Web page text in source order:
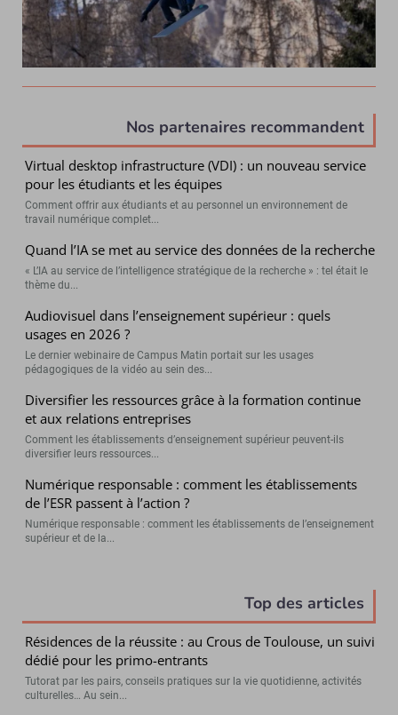
Nos partenaires recommandent
Virtual desktop infrastructure (VDI) : un nouveau service
pour les étudiants et les équipes
Comment offrir aux étudiants et au personnel un environnement de
travail numérique complet...
Quand l’IA se met au service des données de la recherche
« L’IA au service de l’intelligence stratégique de la recherche » : tel était le
thème du...
Audiovisuel dans l’enseignement supérieur : quels
usages en 2026 ?
Le dernier webinaire de Campus Matin portait sur les usages
pédagogiques de la vidéo au sein des...
Diversifier les ressources grâce à la formation continue
et aux relations entreprises
Comment les établissements d’enseignement supérieur peuvent-ils
diversifier leurs ressources...
Numérique responsable : comment les établissements
de l’ESR passent à l’action ?
Numérique responsable : comment les établissements de l’enseignement
supérieur et de la...
Top des articles
Résidences de la réussite : au Crous de Toulouse, un suivi
dédié pour les primo-entrants
Tutorat par les pairs, conseils pratiques sur la vie quotidienne, activités
culturelles… Au sein...